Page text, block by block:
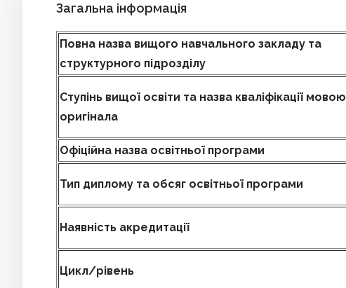
Загальна інформація
Повна назва вищого навчального закладу та
структурного підрозділу
Ступінь вищої освіти та назва кваліфікації мовою
оригінала
Офіційна назва освітньої програми
Тип диплому та обсяг освітньої програми
Наявність акредитації
Цикл/рівень